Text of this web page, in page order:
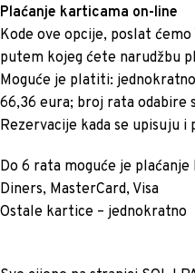
Plaćanje karticama on-line
Kode ove opcije, poslat
putem kojeg ćete narudžbu
Moguće je platiti:
66,36 eura; broj rata odabire
Rezervacije kada se upisuju i
Do 6 rata moguće je
Diners, MasterCard, Visa
Ostale kartice – jednokratno